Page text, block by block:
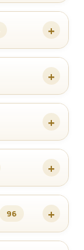
96